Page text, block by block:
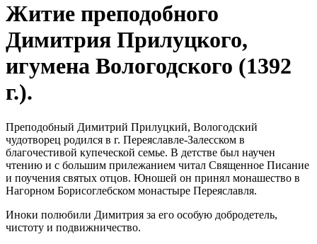
Житие преподобного
Димитрия Прилуцкого,
игумена Вологодского (1392
г.).
Преподобный Димитрий Прилуцкий, Вологодский
чудотворец родился в г. Переяславле-Залесском в
благочестивой купеческой семье. В детстве был научен
чтению и с большим прилежанием читал Священное Писание
и поучения святых отцов. Юношей он принял монашество в
Нагорном Борисоглебском монастыре Переяславля.
Иноки полюбили Димитрия за его особую добродетель,
чистоту и подвижничество.